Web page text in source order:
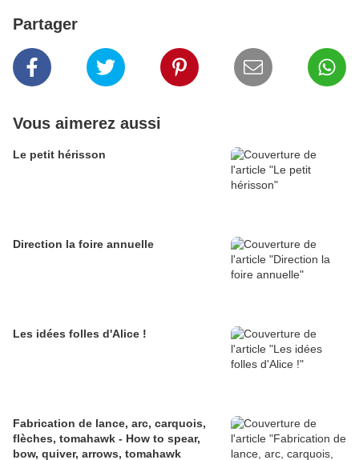
Partager
Vous aimerez aussi
Le petit hérisson
Direction la foire annuelle
Les idées folles d'Alice !
Fabrication de lance, arc, carquois,
flèches, tomahawk - How to spear,
bow, quiver, arrows, tomahawk